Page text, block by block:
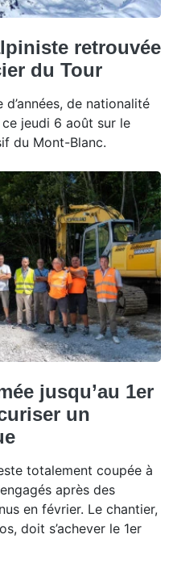
retrouvée
du Tour
d’années, de nationalité
jeudi 6 août sur le
du Mont-Blanc.
jusqu’au 1er
un
totalement coupée à
après des
en février. Le chantier,
doit s’achever le 1er